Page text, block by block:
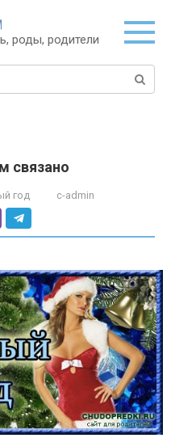
роды, родители
связано
год c-admin